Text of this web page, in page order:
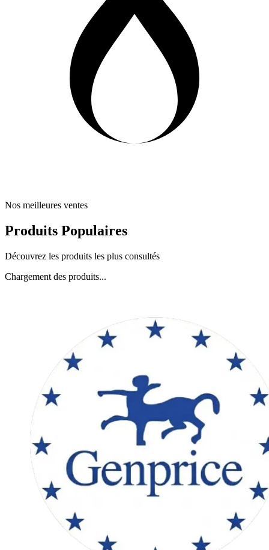
Nos meilleures ventes
Produits Populaires
Découvrez les produits les plus consultés
Chargement des produits...